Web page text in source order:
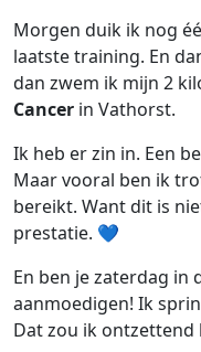
Morgen duik ik nog
laatste training. En
dan zwem ik mijn 2
Cancer in Vathorst.
Ik heb er zin in. Een
Maar vooral ben ik
bereikt. Want dit is
prestatie. 💙
En ben je zaterdag in
aanmoedigen! Ik
Dat zou ik ontzettend